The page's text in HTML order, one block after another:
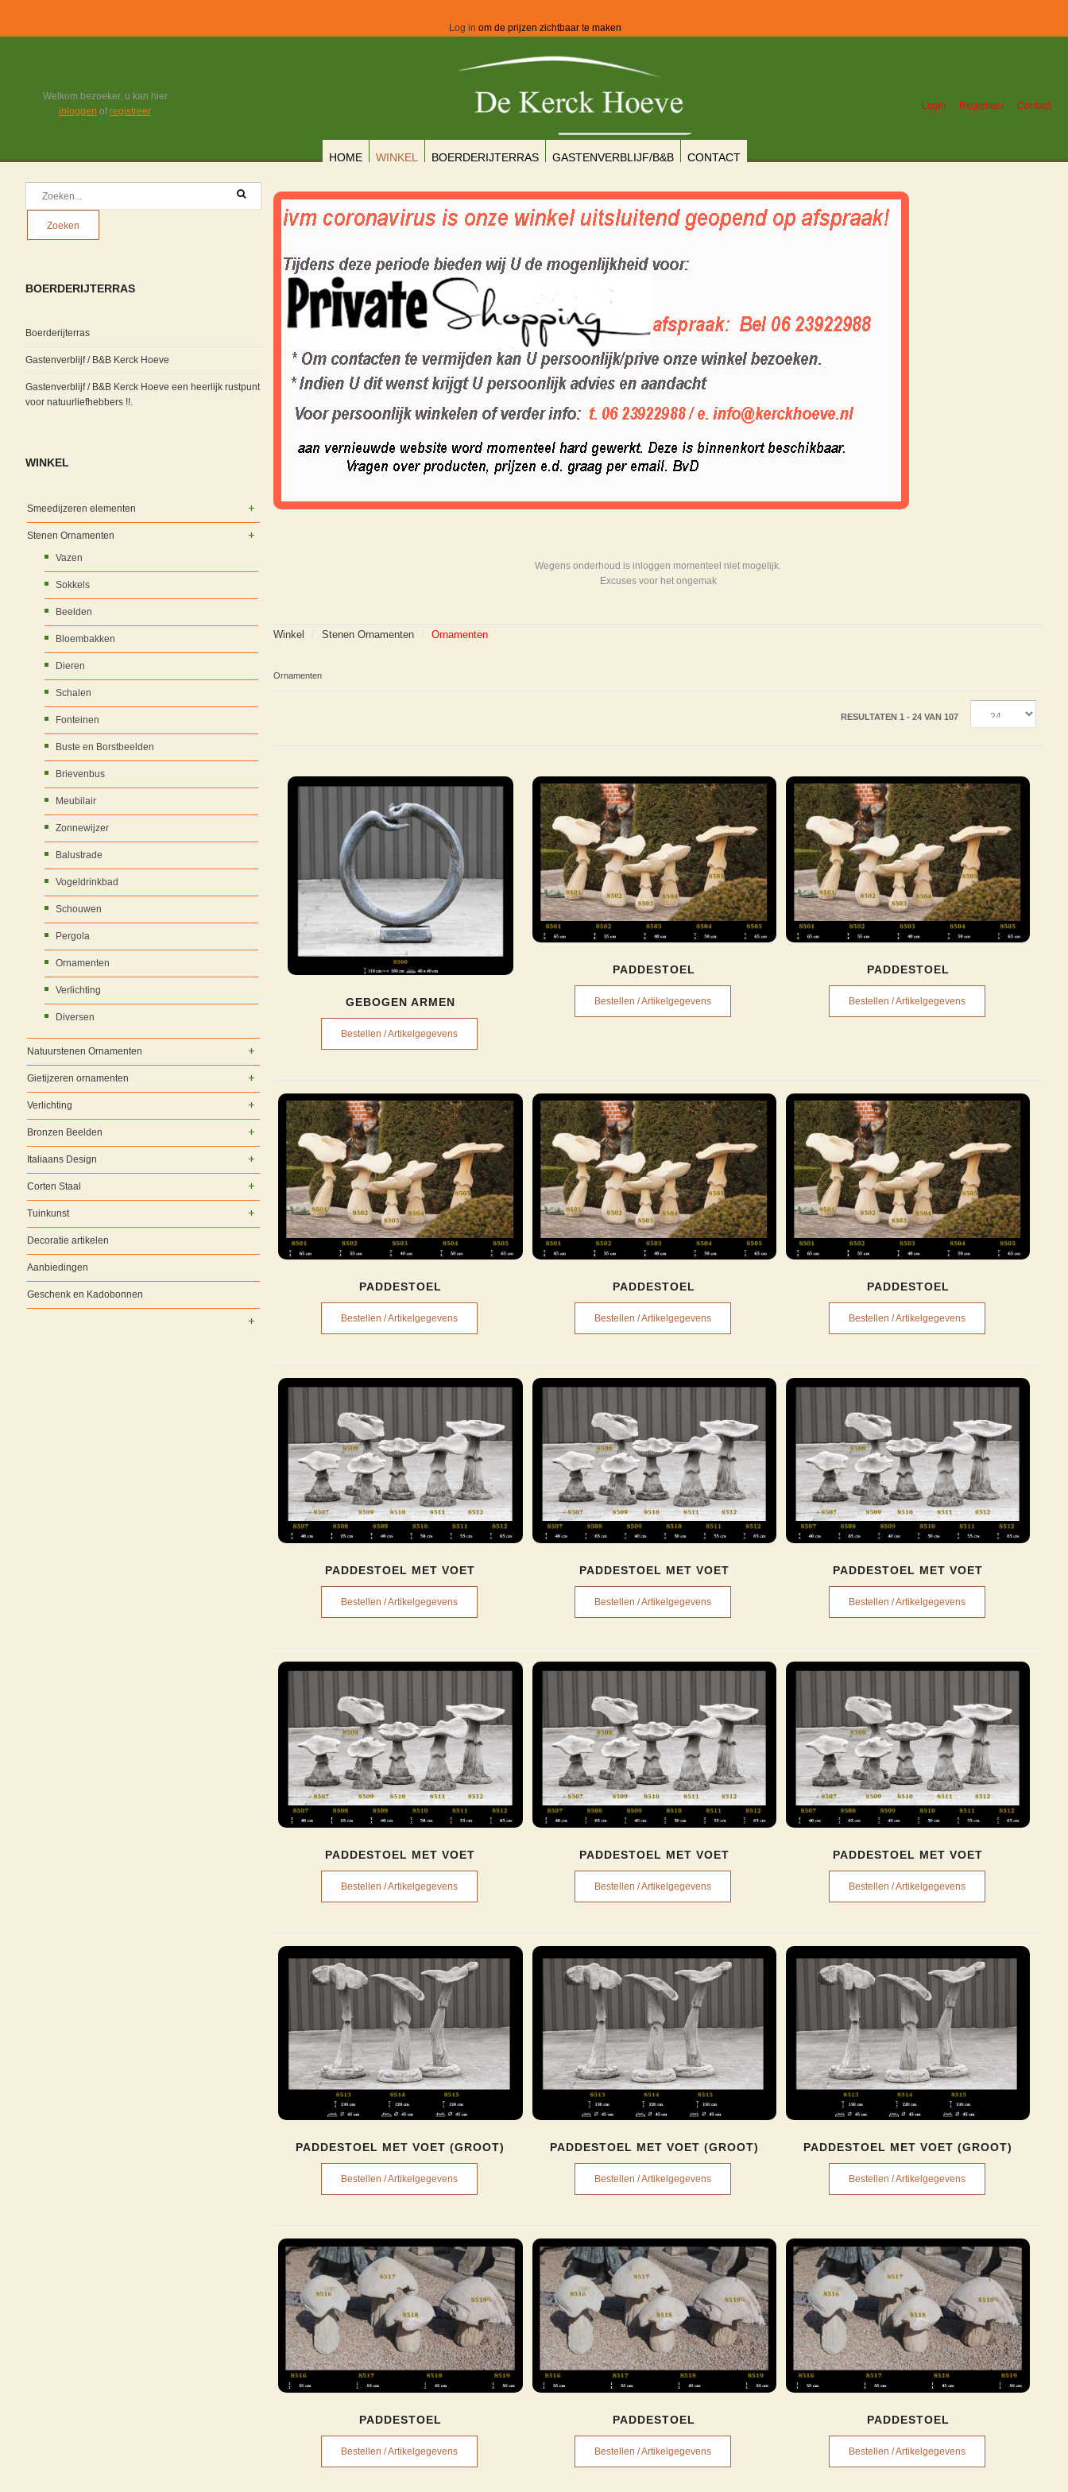
Log in om de prijzen zichtbaar te maken
Welkom bezoeker, u kan hier
inloggen ofregistreer Login Registreer Contact
HOME WINKEL BOERDERIJTERRAS GASTENVERBLIJF/B&B CONTACT
Wegens onderhoud is inloggen momenteel niet mogelijk.
Excuses voor het ongemak
Winkel Stenen Ornamenten Ornamenten
Ornamenten
RESULTATEN 1 - 24 VAN 107
GEBOGEN ARMEN
Bestellen / Artikelgegevens
PADDESTOEL
Bestellen / Artikelgegevens
PADDESTOEL
Bestellen / Artikelgegevens
PADDESTOEL
Bestellen / Artikelgegevens
PADDESTOEL
Bestellen / Artikelgegevens
PADDESTOEL
Bestellen / Artikelgegevens
PADDESTOEL MET VOET
Bestellen / Artikelgegevens
PADDESTOEL MET VOET
Bestellen / Artikelgegevens
PADDESTOEL MET VOET
Bestellen / Artikelgegevens
PADDESTOEL MET VOET
Bestellen / Artikelgegevens
PADDESTOEL MET VOET
Bestellen / Artikelgegevens
PADDESTOEL MET VOET
Bestellen / Artikelgegevens
PADDESTOEL MET VOET (GROOT)
Bestellen / Artikelgegevens
PADDESTOEL MET VOET (GROOT)
Bestellen / Artikelgegevens
PADDESTOEL MET VOET (GROOT)
Bestellen / Artikelgegevens
PADDESTOEL
Bestellen / Artikelgegevens
PADDESTOEL
Bestellen / Artikelgegevens
PADDESTOEL
Bestellen / Artikelgegevens
BOERDERIJTERRAS
Boerderijterras
Gastenverblijf / B&B Kerck Hoeve
Gastenverblijf / B&B Kerck Hoeve een heerlijk rustpunt
voor natuurliefhebbers !!.
WINKEL
Smeedijzeren elementen
Stenen Ornamenten
Vazen
Sokkels
Beelden
Bloembakken
Dieren
Schalen
Fonteinen
Buste en Borstbeelden
Brievenbus
Meubilair
Zonnewijzer
Balustrade
Vogeldrinkbad
Schouwen
Pergola
Ornamenten
Verlichting
Diversen
Natuurstenen Ornamenten
Gietijzeren ornamenten
Verlichting
Bronzen Beelden
Italiaans Design
Corten Staal
Tuinkunst
Decoratie artikelen
Aanbiedingen
Geschenk en Kadobonnen